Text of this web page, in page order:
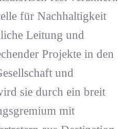
für Nachhaltigkeit
Leitung und
Projekte in den
und
sie durch ein breit
mit